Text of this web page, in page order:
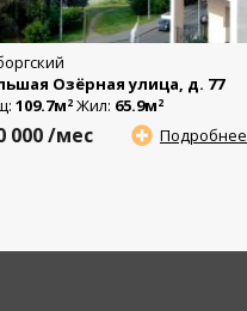
Озёрная улица, д. 77
109.7м2 Жил: 65.9м2
Подробнее
000/мес